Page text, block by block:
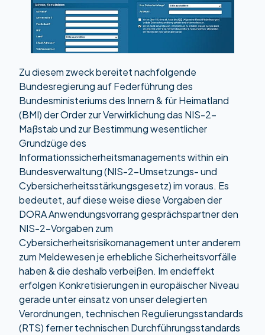
Zu diesem zweck bereitet nachfolgende
Bundesregierung auf Federführung des
Bundesministeriums des Innern & für Heimatland
(BMI) der Order zur Verwirklichung das NIS-2-
Maßstab und zur Bestimmung wesentlicher
Grundzüge des
Informationssicherheitsmanagements within ein
Bundesverwaltung (NIS-2-Umsetzungs- und
Cybersicherheitsstärkungsgesetz) im voraus. Es
bedeutet, auf diese weise diese Vorgaben der
DORA Anwendungsvorrang gesprächspartner den
NIS-2-Vorgaben zum
Cybersicherheitsrisikomanagement unter anderem
zum Meldewesen je erhebliche Sicherheitsvorfälle
haben & die deshalb verbeißen. Im endeffekt
erfolgen Konkretisierungen in europäischer Niveau
gerade unter einsatz von unser delegierten
Verordnungen, technischen Regulierungsstandards
(RTS) ferner technischen Durchführungsstandards